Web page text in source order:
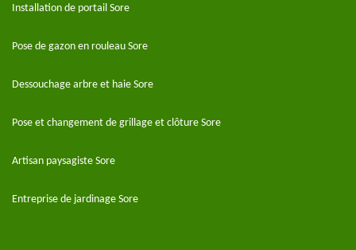
Installation de portail Sore
Pose de gazon en rouleau Sore
Dessouchage arbre et haie Sore
Pose et changement de grillage et clôture Sore
Artisan paysagiste Sore
Entreprise de jardinage Sore